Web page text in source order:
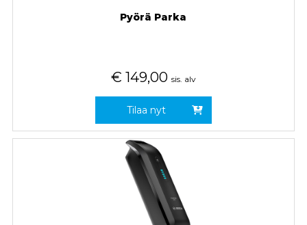
Pyörä Parka
€ 149,00 sis. alv
Tilaa nyt